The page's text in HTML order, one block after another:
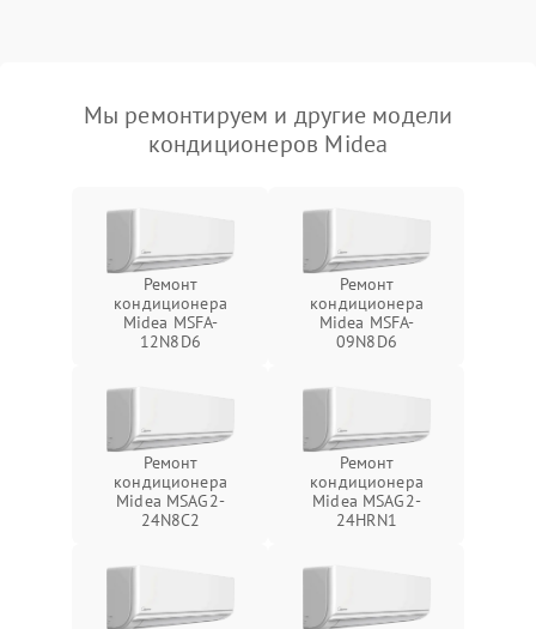
Мы ремонтируем и другие модели
кондиционеров Midea
Ремонт
кондиционера
Midea MSFA-
12N8D6
Ремонт
кондиционера
Midea MSFA-
09N8D6
Ремонт
кондиционера
Midea MSAG2-
24N8C2
Ремонт
кондиционера
Midea MSAG2-
24HRN1